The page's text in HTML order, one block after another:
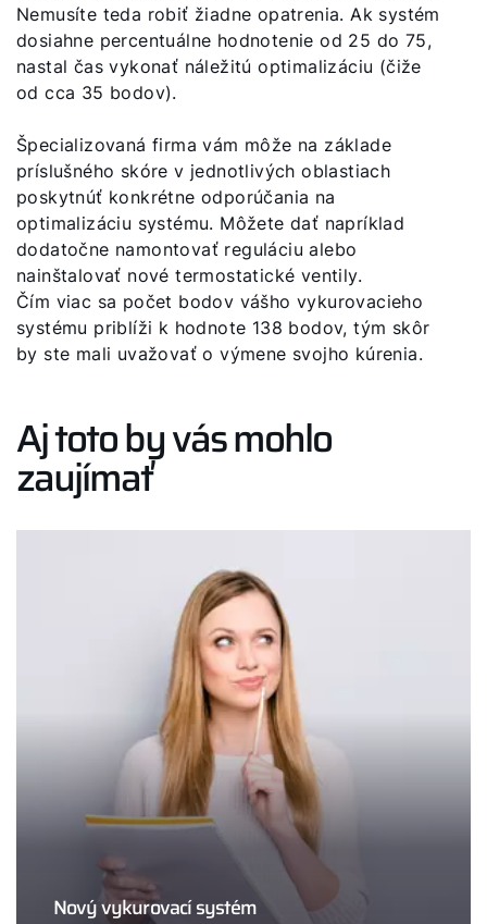
Nemusíte teda robiť žiadne opatrenia. Ak systém
dosiahne percentuálne hodnotenie od 25 do 75,
nastal čas vykonať náležitú optimalizáciu (čiže
od cca 35 bodov).
Špecializovaná firma vám môže na základe
príslušného skóre v jednotlivých oblastiach
poskytnúť konkrétne odporúčania na
optimalizáciu systému. Môžete dať napríklad
dodatočne namontovať reguláciu alebo
nainštalovať nové termostatické ventily.
Čím viac sa počet bodov vášho vykurovacieho
systému priblíži k hodnote 138 bodov, tým skôr
by ste mali uvažovať o výmene svojho kúrenia.
Aj toto by vás mohlo
zaujímať
Nový vykurovací systém